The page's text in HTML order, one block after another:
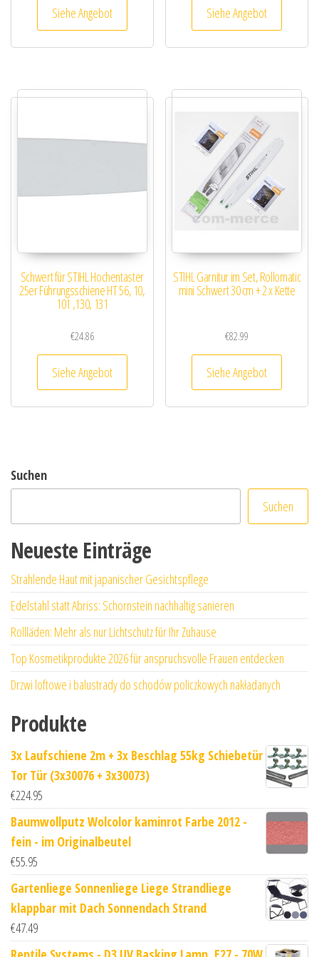
Siehe Angebot Siehe Angebot
Schwert für STIHL Hochentaster
25er Führungsschiene HT 56, 10,
101 ,130, 131
€24.86
Siehe Angebot
STIHL Garnitur im Set, Rollomatic
mini Schwert 30 cm + 2 x Kette
€82.99
Siehe Angebot
Suchen
Suchen
Neueste Einträge
Strahlende Haut mit japanischer Gesichtspflege
Edelstahl statt Abriss: Schornstein nachhaltig sanieren
Rollläden: Mehr als nur Lichtschutz für Ihr Zuhause
Top Kosmetikprodukte 2026 für anspruchsvolle Frauen entdecken
Drzwi loftowe i balustrady do schodów policzkowych nakładanych
Produkte
3x Laufschiene 2m + 3x Beschlag 55kg Schiebetür
Tor Tür (3x30076 + 3x30073)
€224.95
Baumwollputz Wolcolor kaminrot Farbe 2012 -
fein - im Originalbeutel
€55.95
Gartenliege Sonnenliege Liege Strandliege
klappbar mit Dach Sonnendach Strand
€47.49